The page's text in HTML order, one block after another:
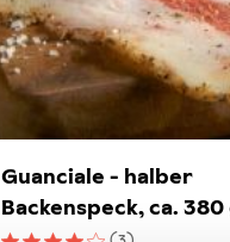
Guanciale - halber
Backenspeck, ca. 380